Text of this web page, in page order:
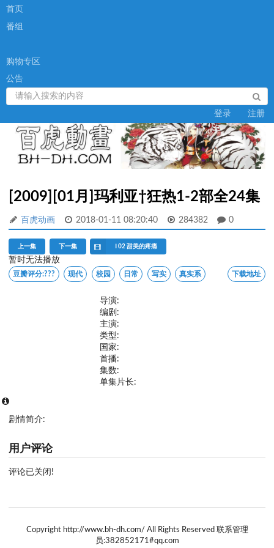
首页
番组
购物专区
公告
登录 注册
[2009][01月]玛利亚†狂热1-2部全24集
百虎动画 2018-01-11 08:20:40 284382 0
上一集 下一集 Ⅰ 02 甜美的疼痛
暂时无法播放
豆瓣评分:??? 现代 校园 日常 写实 真实系 下载地址
导演:
编剧:
主演:
类型:
国家:
首播:
集数:
单集片长:
剧情简介:
用户评论
评论已关闭!
Copyright http://www.bh-dh.com/ All Rights Reserved 联系管理
员:382852171#qq.com